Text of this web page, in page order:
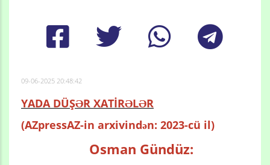
09-06-2025 20:48:42
YADA DÜŞƏR XATİRƏLƏR
(AZpressAZ-in arxivindən: 2023-cü il)
Osman Gündüz: